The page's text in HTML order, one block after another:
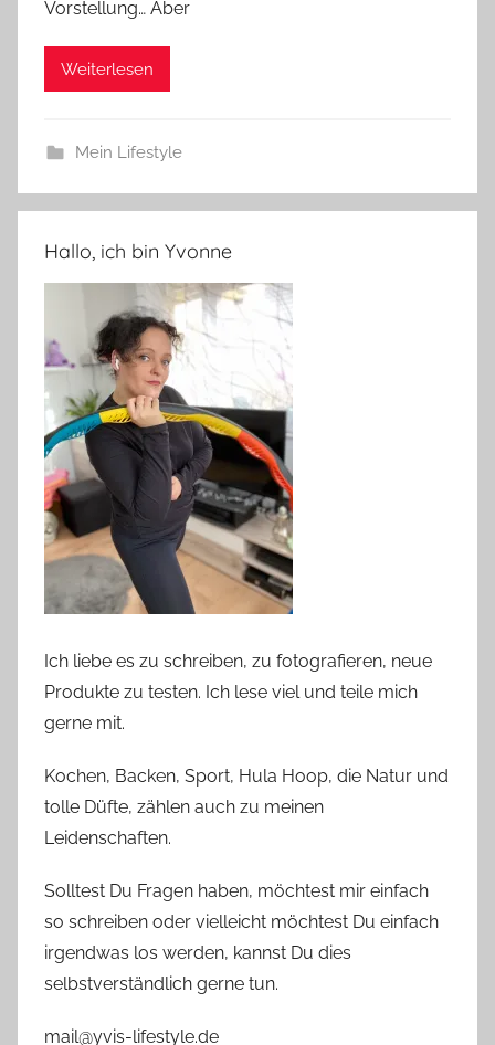
Vorstellung… Aber
Weiterlesen
Mein Lifestyle
Hallo, ich bin Yvonne
Ich liebe es zu schreiben, zu fotografieren, neue
Produkte zu testen. Ich lese viel und teile mich
gerne mit.
Kochen, Backen, Sport, Hula Hoop, die Natur und
tolle Düfte, zählen auch zu meinen
Leidenschaften.
Solltest Du Fragen haben, möchtest mir einfach
so schreiben oder vielleicht möchtest Du einfach
irgendwas los werden, kannst Du dies
selbstverständlich gerne tun.
mail@yvis-lifestyle.de